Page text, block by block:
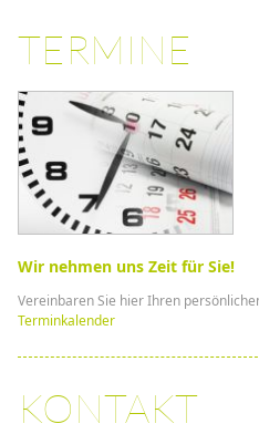
TERMINE
Wir nehmen uns Zeit für Sie!
Vereinbaren Sie hier Ihren
Terminkalender
KONTAKT